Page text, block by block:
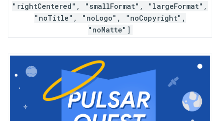
"rightCentered", "smallFormat", "largeFormat",
"noTitle", "noLogo", "noCopyright",
"noMatte"]